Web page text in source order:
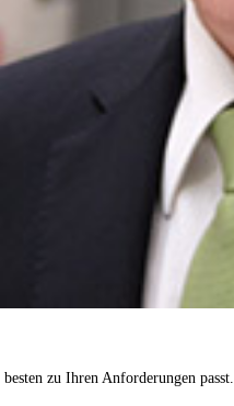
zu Ihren Anforderungen passt.